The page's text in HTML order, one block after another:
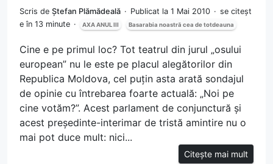
Scris de Ștefan Plămădeală Publicat la 1 Mai 2010
se citeșt
e în 13 minute
AXA ANUL III Basarabia noastră cea de totdeauna
Cine e pe primul loc? Tot teatrul din jurul „osului
european” nu le este pe placul alegătorilor din
Republica Moldova, cel puțin asta arată sondajul
de opinie cu întrebarea foarte actuală: „Noi pe
cine votăm?”. Acest parlament de conjunctură și
acest președinte-interimar de tristă amintire nu o
mai pot duce mult: nici...
Citește mai mult